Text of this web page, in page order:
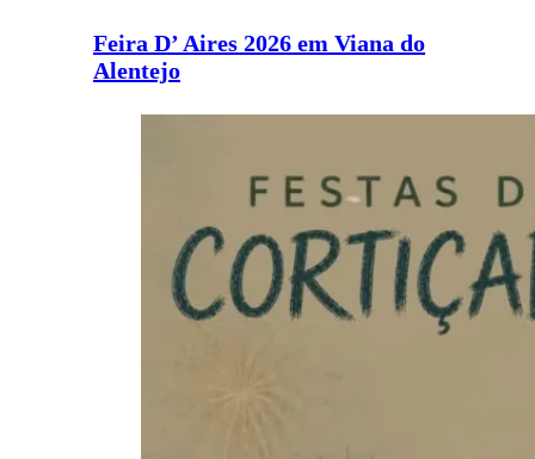
Feira D’ Aires 2026 em Viana do
Alentejo